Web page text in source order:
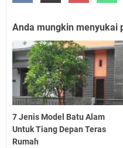
Anda mungkin menyukai
7 Jenis Model Batu Alam
Untuk Tiang Depan Teras
Rumah